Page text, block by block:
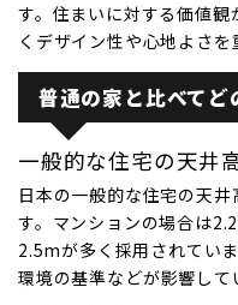
す。住まいに対する価値
くデザイン性や心地よさを
普通の家と比べてど
一般的な住宅の天井
日本の一般的な住宅の天
す。マンションの場合は
2.5mが多く採用されてい
環境の基準などが影響して